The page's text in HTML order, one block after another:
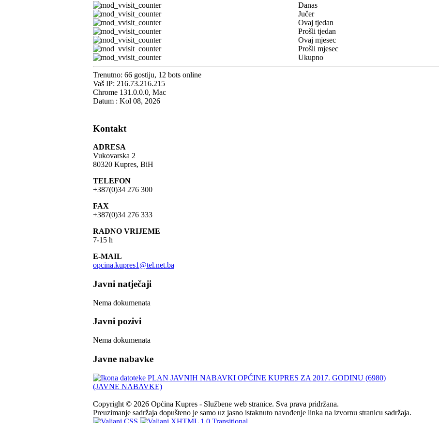
Danas
Jučer
Ovaj tjedan
Prošli tjedan
Ovaj mjesec
Prošli mjesec
Ukupno
Trenutno: 66 gostiju, 12 bots online
Vaš IP: 216.73.216.215
Chrome 131.0.0.0, Mac
Datum : Kol 08, 2026
Kontakt
ADRESA
Vukovarska 2
80320 Kupres, BiH
TELEFON
+387(0)34 276 300
FAX
+387(0)34 276 333
RADNO VRIJEME
7-15 h
E-MAIL
opcina.kupres1@tel.net.ba
Javni natječaji
Nema dokumenata
Javni pozivi
Nema dokumenata
Javne nabavke
PLAN JAVNIH NABAVKI OPĆINE KUPRES ZA 2017. GODINU (6980)
(JAVNE NABAVKE)
Copyright © 2026 Općina Kupres - Službene web stranice. Sva prava pridržana.
Preuzimanje sadržaja dopušteno je samo uz jasno istaknuto navođenje linka na izvornu stranicu sadržaja.